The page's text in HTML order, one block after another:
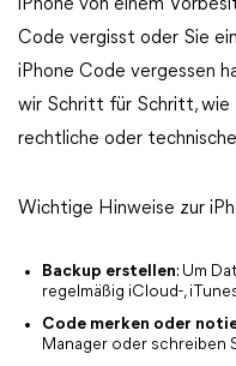
iPhone von einem
Code vergisst oder Sie
iPhone Code vergessen
wir Schritt für Schritt, wie
rechtliche oder
Wichtige Hinweise zur
Backup erstellen: Um
regelmäßig iCloud-,
Code merken oder
Manager oder schreiben